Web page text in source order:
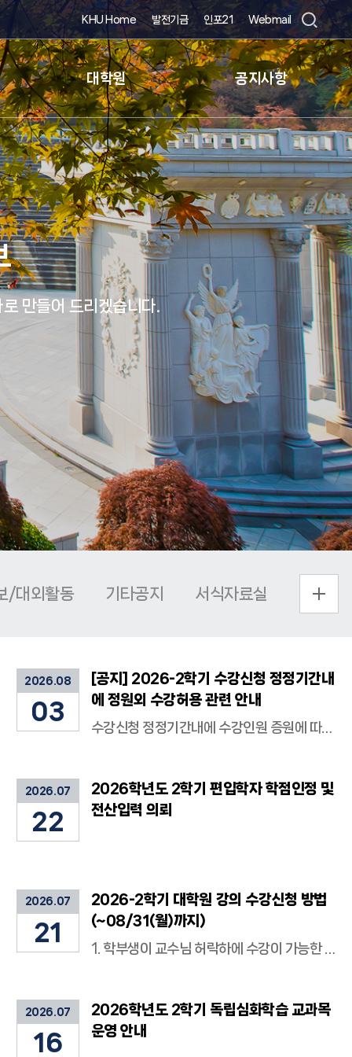
KHU Home 발전기금 인포21 Webmail
대학원 공지사항
학부
고 전문가로 만들어 드리겠습니다.
/대외활동 기타공지 서식자료실
2026.08
03
[공지] 2026-2학기 수강신청 정정기간내
에 정원외 수강허용 관련 안내
수강신청 정정기간내에 수강인원 증원에 따른 수강허용에 관한 유의사항 안내 학사운영에관한 규정 제25조(수강신청) ① 수강신청은 매학기 지정된 기간에 학생 본인이 직접 진행하는 것을 원칙으로 한다. ② 4학년 졸업예정자는 졸업에 필요한 학점 이수 여부의 확인을 위하여 학과장의 수강지도를 받아야 한다. ③ 휴학생은 휴학기간 만료 전 소정기간에 복학 승인을 받아야 수강신청이 가능하다. ④ 동일한 과목 또는 수강시간이 중복되는 과목은 동일학기에 수강할 수 없다. ⑤ 소정기간에 수강신청을 하지 아니한 자는 해당 교과목의 성적을 인정하지 아니한다. 2. 수강인원 증원은 원칙적 금지 단, 한시적으로 수강 강제입력 신청서(첨부파일)를 담당교원에게 제출한 후 관련 사유가 인정되어 담당 교원의 허가를 받으면 학사운영에관한 규정 제25조에도 불구하고 수강 강제입력을 할 수 있음 3. 학생은 수강 강제입력에 대해 담당교원의 허가를 받은 후 아래의 사항을 지킬 것을 확인함 강제 입력 제외 사항 발생으로 수강신청 안 되는 경우 및 수강신청 과목 확인 등 수강신청과 관련된 모든 책임은 학생 본인에게 있음 ※ 강제 입력 제외 사항(아래 사항에 해당할 시 행정실에서 수강신청 되지 않음) - 학수번호가 동일한 강좌 신청 되어있을 시 - 동일한 시간에 타 교과목이 신청 되어있을 시 - 학기당 제한 학점 초과 시 4. 수강신청 강제 입력시간은 수강신청 정정기간내 17:00~17:30이오니 행정실로 문의 지양 붙임 : 수강 강제입력 신청서 1부.
2026.07
22
2026학년도 2학기 편입학자 학점인정 및
전산입력 의뢰
2026.07
21
2026-2학기 대학원 강의 수강신청 방법
(~08/31(월)까지)
2026.07
16
2026학년도 2학기 독립심화학습 교과목
운영 안내